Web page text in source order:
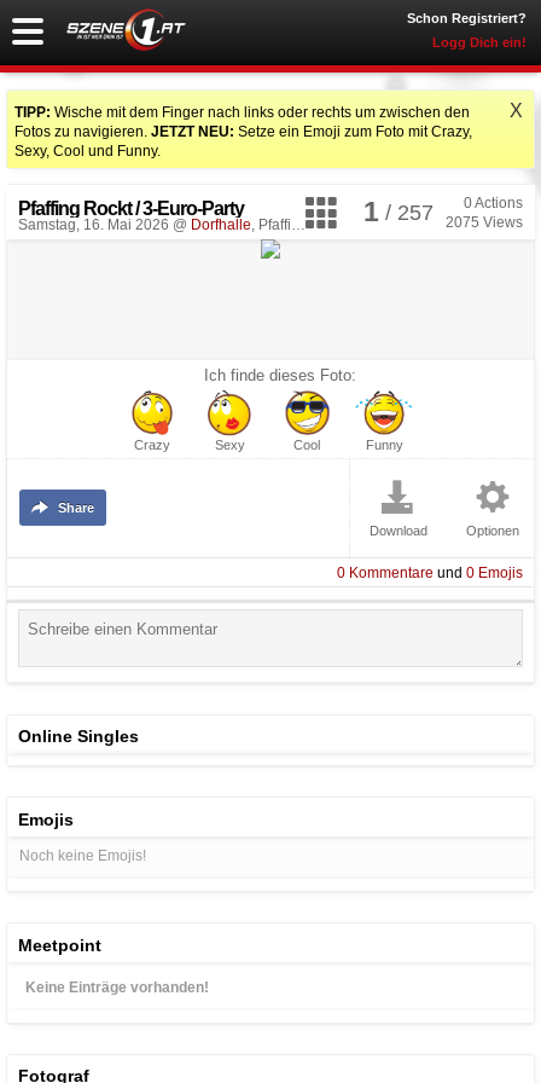
Schon Registriert?
Logg Dich ein!
X
TIPP: Wische mit dem Finger nach links oder rechts um zwischen den
Fotos zu navigieren. JETZT NEU: Setze ein Emoji zum Foto mit Crazy,
Sexy, Cool und Funny.
0Actions
2075 Views
1 / 257
Pfaffing Rockt / 3-Euro-Party
Samstag, 16. Mai 2026 @ Dorfhalle, Pfaffing
Ich finde dieses Foto:
Crazy Sexy Cool Funny
Share
Download
Optionen
0 Kommentare und 0 Emojis
Online Singles
Emojis
Noch keine Emojis!
Meetpoint
Keine Einträge vorhanden!
Fotograf